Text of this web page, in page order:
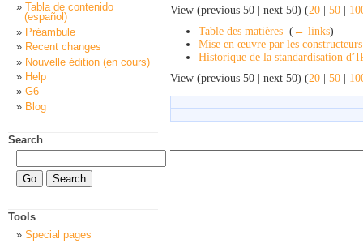
View (previous 50 | next 50) (20 | 50 |
Table des matières ( ← links)
Mise en œuvre par les constructeurs
Historique de la standardisation
View (previous 50 | next 50) (20 | 50 |
Tabla de contenido
(español)
Préambule
Recent changes
Nouvelle édition (en cours)
Help
G6
Blog
Search
Tools
Special pages